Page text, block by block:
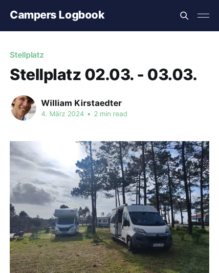
Campers Logbook
Stellplatz
Stellplatz 02.03. - 03.03.
William Kirstaedter
4. März 2024 • 2 min read